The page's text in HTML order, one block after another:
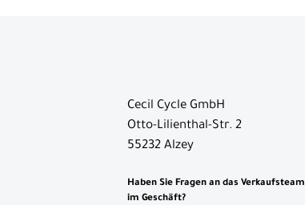
Cecil Cycle GmbH
Otto-Lilienthal-Str. 2
55232 Alzey
Haben Sie Fragen an das Verkaufsteam
im Geschäft?